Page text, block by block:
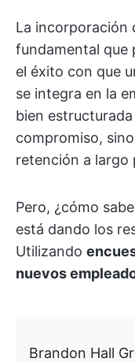
La incorporación
fundamental que
el éxito con que
se integra en la
bien
compromiso,
retención a largo
Pero, ¿cómo
está dando los
Utilizando
nuevos
Brandon Hall